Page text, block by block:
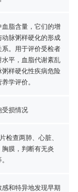
血脂含量，它们的增
动脉粥样硬化的形成
系。用于评价受检者
水平，血脂代谢紊乱
粥样硬化性疾病危险
学评价。
受损情况
检查两肺、心脏、
膜，判断有无炎
和特异地发现早期